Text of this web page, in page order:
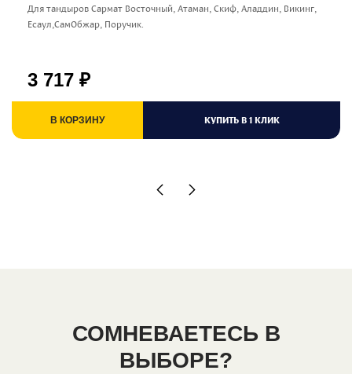
Для тандыров Сармат Восточный, Атаман, Скиф, Аладдин, Викинг,
Есаул,СамОбжар, Поручик.
3 717 ₽
В КОРЗИНУ КУПИТЬ В 1 КЛИК
СОМНЕВАЕТЕСЬ В
ВЫБОРЕ?